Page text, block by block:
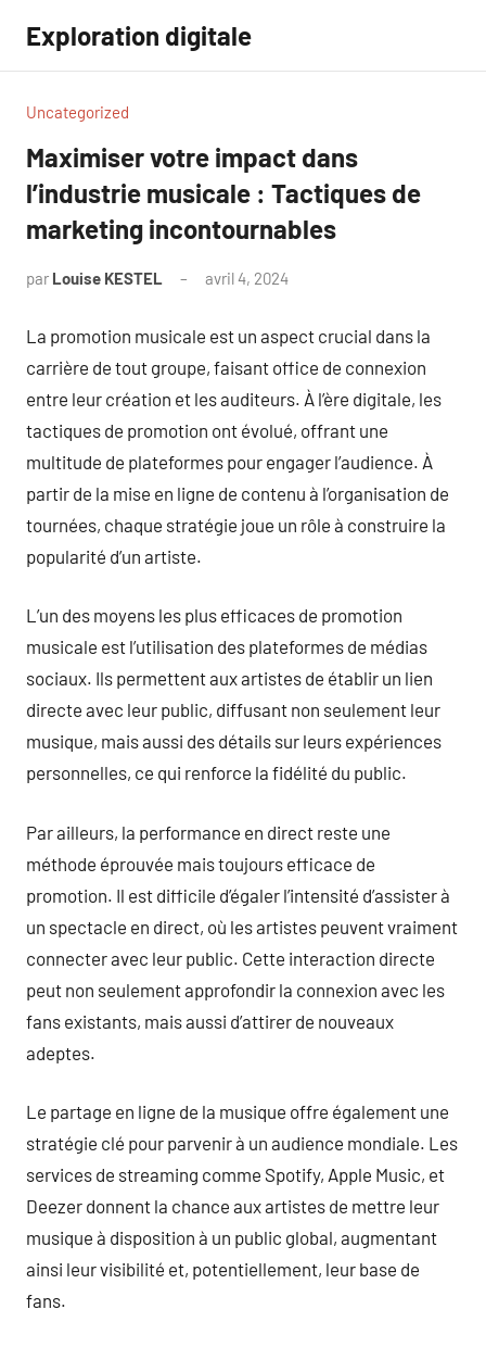
contenu
Exploration digitale
Uncategorized
Maximiser votre impact dans
l’industrie musicale : Tactiques de
marketing incontournables
par Louise KESTEL avril 4, 2024
La promotion musicale est un aspect crucial dans la
carrière de tout groupe, faisant office de connexion
entre leur création et les auditeurs. À l’ère digitale, les
tactiques de promotion ont évolué, offrant une
multitude de plateformes pour engager l’audience. À
partir de la mise en ligne de contenu à l’organisation de
tournées, chaque stratégie joue un rôle à construire la
popularité d’un artiste.
L’un des moyens les plus efficaces de promotion
musicale est l’utilisation des plateformes de médias
sociaux. Ils permettent aux artistes de établir un lien
directe avec leur public, diffusant non seulement leur
musique, mais aussi des détails sur leurs expériences
personnelles, ce qui renforce la fidélité du public.
Par ailleurs, la performance en direct reste une
méthode éprouvée mais toujours efficace de
promotion. Il est difficile d’égaler l’intensité d’assister à
un spectacle en direct, où les artistes peuvent vraiment
connecter avec leur public. Cette interaction directe
peut non seulement approfondir la connexion avec les
fans existants, mais aussi d’attirer de nouveaux
adeptes.
Le partage en ligne de la musique offre également une
stratégie clé pour parvenir à un audience mondiale. Les
services de streaming comme Spotify, Apple Music, et
Deezer donnent la chance aux artistes de mettre leur
musique à disposition à un public global, augmentant
ainsi leur visibilité et, potentiellement, leur base de
fans.